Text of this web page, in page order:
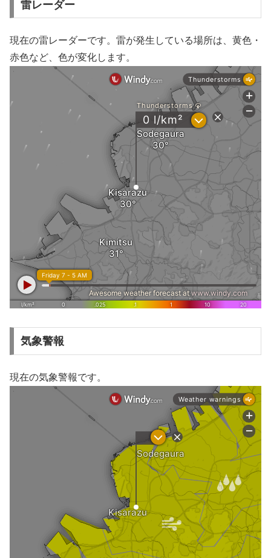
雷レーダー
現在の雷レーダーです。雷が発生している場所は、黄色・
赤色など、色が変化します。
気象警報
現在の気象警報です。